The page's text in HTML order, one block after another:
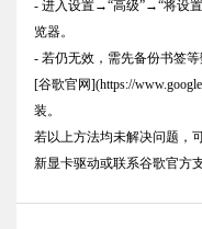
- 进入设置→“高级”→“将设
览器。
- 若仍无效，需先备份书签
[谷歌官网](https://
装。
若以上方法均未解决问题，
新显卡驱动或联系谷歌官方